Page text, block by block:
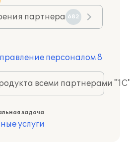
партнера 682
персоналом 8
всеми партнерами
задача
услуги